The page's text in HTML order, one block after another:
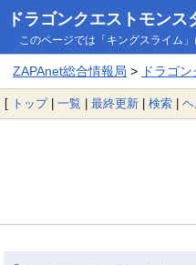
ドラゴンクエストモン
このページでは「キングスライム
ZAPAnet総合情報局 > ドラゴ
[ トップ| 一覧 | 最終更新 | 検索 |